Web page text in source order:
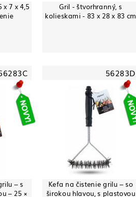
7 x 4,5
Gril - štvorhranný, s
kolieskami - 83 x 28 x 83 cm
– s
– 25 ×
56283D
Kefa na čistenie grilu – so
širokou hlavou, s plastovou